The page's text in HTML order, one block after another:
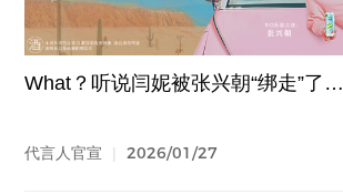
What？听说闫妮被张兴朝“绑走”了…
代言人官宣 | 2026/01/27